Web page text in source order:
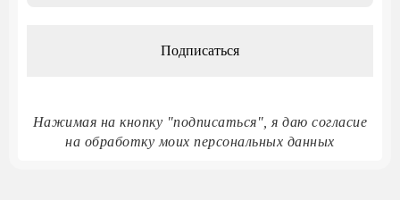
Нажимая на кнопку "подписаться", я даю согласие
на обработку моих персональных данных